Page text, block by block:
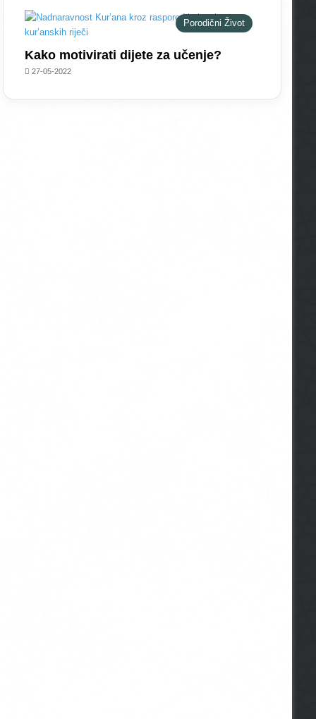
Porodični Život
Kako motivirati dijete za učenje?
27-05-2022